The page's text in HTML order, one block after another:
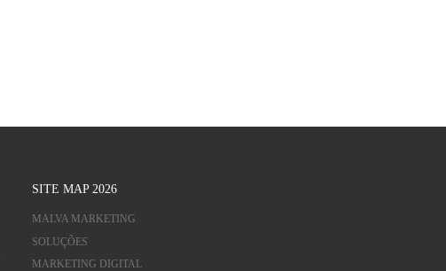
SITE MAP 2026
MALVA MARKETING
SOLUÇÕES
MARKETING DIGITAL